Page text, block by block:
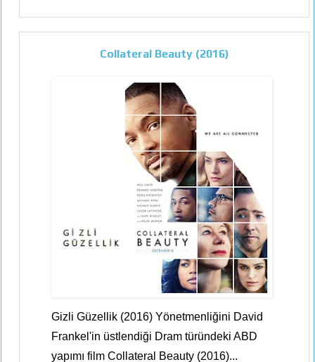
Collateral Beauty (2016)
Gizli Güzellik (2016) Yönetmenliğini David
Frankel'in üstlendiği Dram türündeki ABD
yapımı film Collateral Beauty (2016)...